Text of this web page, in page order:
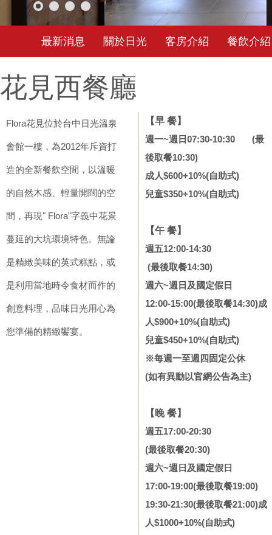
最新消息 關於日光 客房介紹 餐飲介紹
花見西餐廳
Flora花見位於台中日光溫泉
會館一樓，為2012年斥資打
造的全新餐飲空間，以溫暖
的自然木感、輕量開闊的空
間，再現" Flora"字義中花景
蔓延的大坑環境特色。無論
是精緻美味的英式糕點，或
是利用當地時令食材而作的
創意料理，品味日光用心為
您準備的精緻饗宴。
【早 餐】
週一~週日07:30-10:30 (最
後取餐10:30)
成人$600+10%(自助式)
兒童$350+10%(自助式)
【午 餐】
週五12:00-14:30
(最後取餐14:30)
週六~週日及國定假日
12:00-15:00(最後取餐14:30)成
人$900+10%(自助式)
兒童$450+10%(自助式)
※每週一至週 四固定公休
(如有異動以官網公告為主)
【晚 餐】
週五17:00-20:30
(最後取餐20:30)
週六~週日及國定假日
17:00-19:00(最後取餐19:00)
19:30-21:30(最後取餐21:00)成
人$1000+10%(自助式)